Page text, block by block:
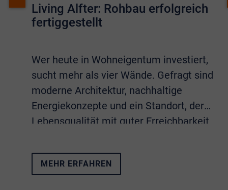
Living Alfter: Rohbau erfolgreich
fertiggestellt
Wer heute in Wohneigentum investiert,
sucht mehr als vier Wände. Gefragt sind
moderne Architektur, nachhaltige
Energiekonzepte und ein Standort, der
Lebensqualität mit guter Erreichbarkeit
vereint das Neubauprojekt
MEHR ERFAHREN